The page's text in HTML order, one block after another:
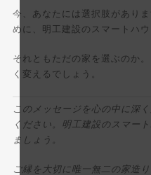
今、あなたには選択肢があり
めに、明工建設のスマートハウ
それともただの家を選ぶのか
く変えるでしょう。
このメッセージを心の中に深
ください。明工建設のスマー
ましょう。
ご縁を大切に唯一無二の家造